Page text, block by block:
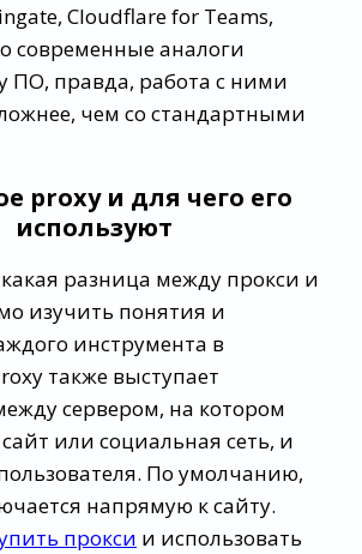
Cloudflare for Teams,
современные аналоги
правда, работа с ними
чем со стандартными
proxy и для чего его
используют
разница между прокси и
изучить понятия и
инструмента в
также выступает
сервером, на котором
или социальная сеть, и
По умолчанию,
напрямую к сайту.
прокси и использовать